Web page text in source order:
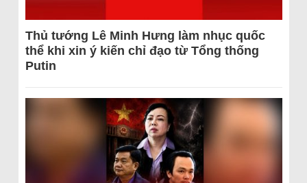
Thủ tướng Lê Minh Hưng làm nhục quốc
thể khi xin ý kiến chỉ đạo từ Tổng thống
Putin